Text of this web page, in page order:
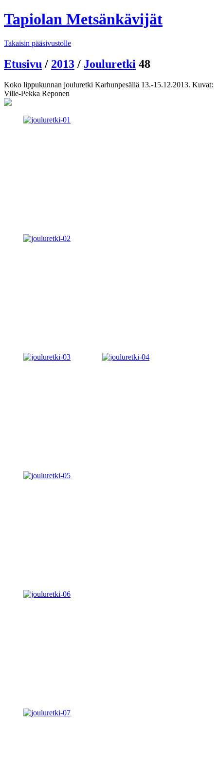
Tapiolan Metsänkävijät
Takaisin pääsivustolle
Etusivu / 2013 / Jouluretki 48
Koko lippukunnan jouluretki Karhunpesällä 13.-15.12.2013. Kuvat:
Ville-Pekka Reponen